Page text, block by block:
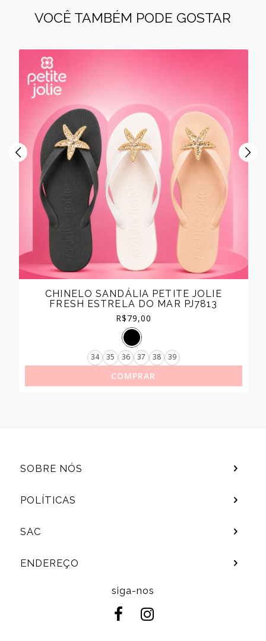
VOCÊ TAMBÉM PODE GOSTAR
CHINELO SANDÁLIA PETITE JOLIE
FRESH ESTRELA DO MAR PJ7813
R$79,00
34 35 36 37 38 39
COMPRAR
SOBRE NÓS
POLÍTICAS
SAC
ENDEREÇO
siga-nos